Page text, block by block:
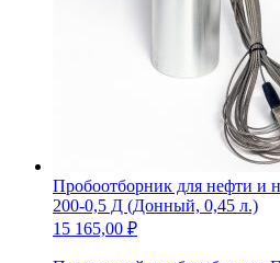
Пробоотборник для нефти и
200-0,5 Д (Донный, 0,45 л.)
15 165,00 ₽